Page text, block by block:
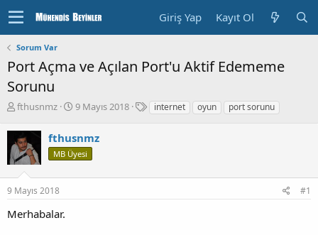
Giriş Yap Kayıt Ol
Sorum Var
Port Açma ve Açılan Port'u Aktif Edememe
Sorunu
K
n
u
y
b
a
l
fthusnmz
B
l
a
g
9 Mayıs 2018
E
l
internet oyun port sorunu
fthusnmz
MB Üyesi
9 Mayıs 2018 #1
Merhabalar.